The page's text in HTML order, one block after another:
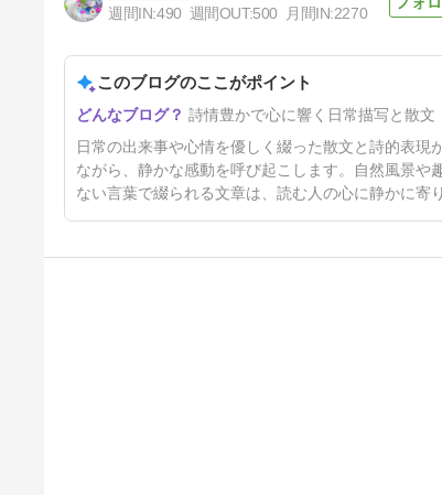
年目に突入～ 〈2006〜
週間IN:490 週間OUT:500 月間IN:2270
このブログのここがポイント
詩情豊かで心に響く日常描写と散文
日常の出来事や心情を優しく綴った散文と詩的表
ながら、静かな感動を呼び起こします。自然風景
ない言葉で綴られる文章は、読む人の心に静かに寄